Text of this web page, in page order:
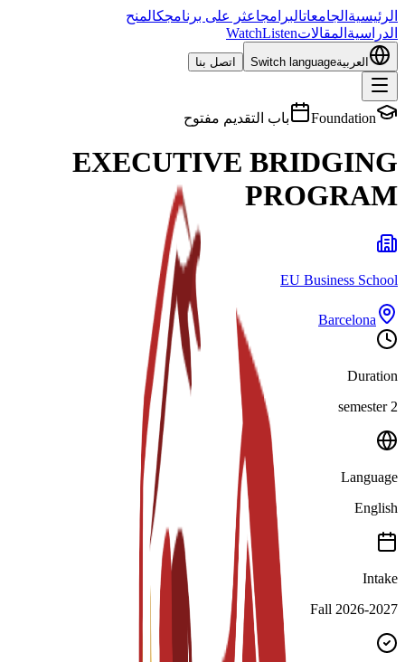
الرئيسية الجامعاتالبرامجاعثر على برنامجكالمنح
الدراسية المقالات WatchListen
العربيةSwitch language اتصل بنا
Foundation باب التقديم مفتوح
EXECUTIVE BRIDGING
PROGRAM
EU Business School
Barcelona
Duration
2 semester
Language
English
Intake
Fall 2026-2027